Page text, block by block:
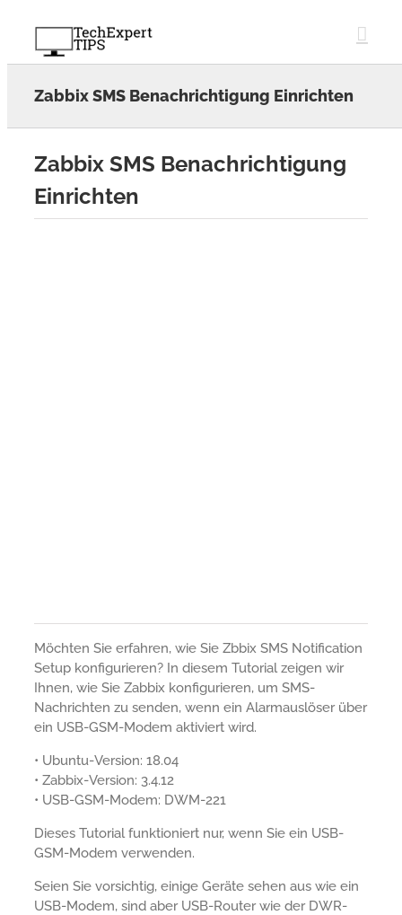
content
Zabbix SMS Benachrichtigung Einrichten
Zabbix SMS Benachrichtigung
Einrichten
Möchten Sie erfahren, wie Sie Zbbix SMS Notification
Setup konfigurieren? In diesem Tutorial zeigen wir
Ihnen, wie Sie Zabbix konfigurieren, um SMS-
Nachrichten zu senden, wenn ein Alarmauslöser über
ein USB-GSM-Modem aktiviert wird.
• Ubuntu-Version: 18.04
• Zabbix-Version: 3.4.12
• USB-GSM-Modem: DWM-221
Dieses Tutorial funktioniert nur, wenn Sie ein USB-
GSM-Modem verwenden.
Seien Sie vorsichtig, einige Geräte sehen aus wie ein
USB-Modem, sind aber USB-Router wie der DWR-